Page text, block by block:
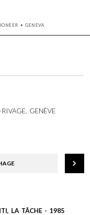
• GENEVA
GENÈVE
LA TÂCHE - 1985